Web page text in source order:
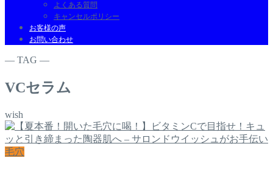
よくある質問
キャンセルポリシー
お客様の声
お問い合わせ
― TAG ―
VCセラム
wish
毛穴